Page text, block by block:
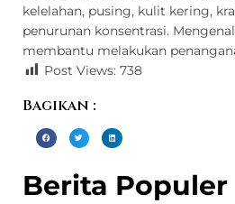
kelelahan, pusing, kulit kering,
penurunan konsentrasi.
membantu melakukan
Post Views: 738
Bagikan :
Berita Populer